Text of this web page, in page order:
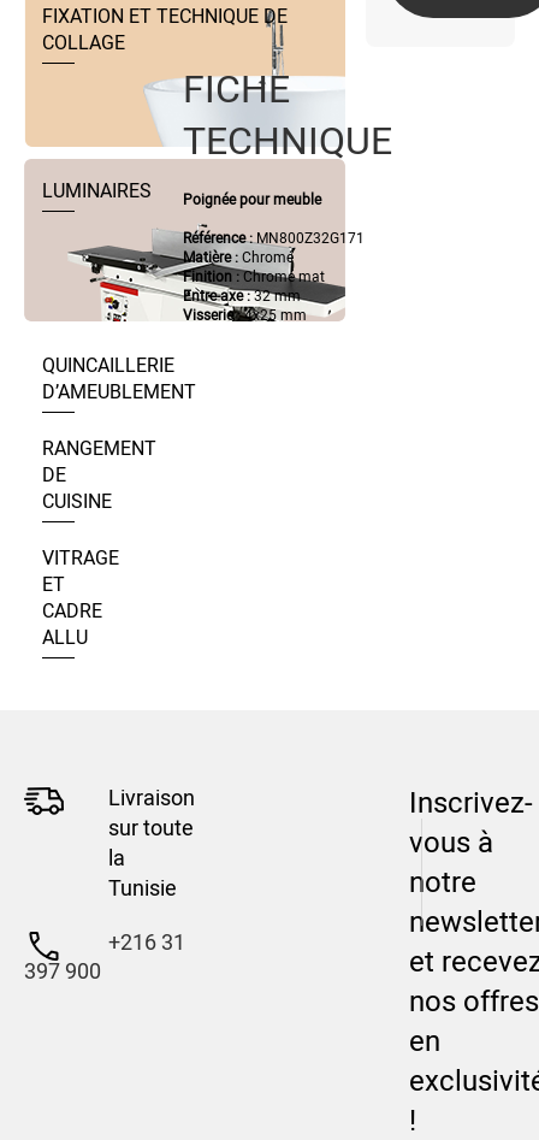
FIXATION ET TECHNIQUE DE
COLLAGE
LUMINAIRES
QUINCAILLERIE
D’AMEUBLEMENT
RANGEMENT
DE
CUISINE
VITRAGE
ET
CADRE
ALLU
FICHE
TECHNIQUE
Poignée pour meuble
Référence :MN800Z32G171
Matière :Chromé
Finition :Chromé mat
Entre-axe :32 mm
Visserie :4x25 mm
Livraison
sur toute
la
Tunisie
+216 31
397 900
Inscrivez-
vous à
notre
et
nos offres
en
!